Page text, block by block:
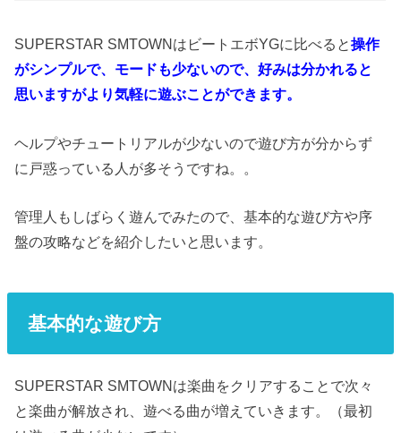
SUPERSTAR SMTOWNはビートエボYGに比べると操作
がシンプルで、モードも少ないので、好みは分かれると
思いますがより気軽に遊ぶことができます。
ヘルプやチュートリアルが少ないので遊び方が分からず
に戸惑っている人が多そうですね。。
管理人もしばらく遊んでみたので、基本的な遊び方や序
盤の攻略などを紹介したいと思います。
基本的な遊び方
SUPERSTAR SMTOWNは楽曲をクリアすることで次々
と楽曲が解放され、遊べる曲が増えていきます。（最初